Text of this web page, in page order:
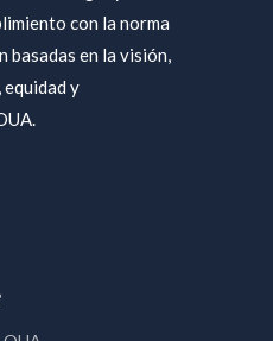
con la norma
basadas en la visión,
equidad y